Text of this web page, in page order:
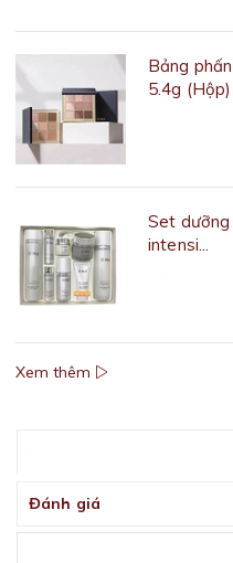
Bảng
5.4g (Hộp)
Set
intensi...
Xem thêm
Đánh giá